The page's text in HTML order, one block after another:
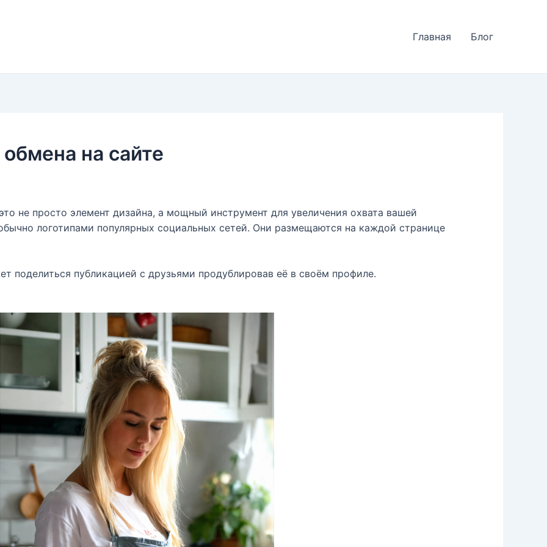
Главная Блог
на сайте
не просто элемент дизайна, а мощный инструмент для увеличения охвата вашей
логотипами популярных социальных сетей. Они размещаются на каждой странице
поделиться публикацией с друзьями продублировав её в своём профиле.